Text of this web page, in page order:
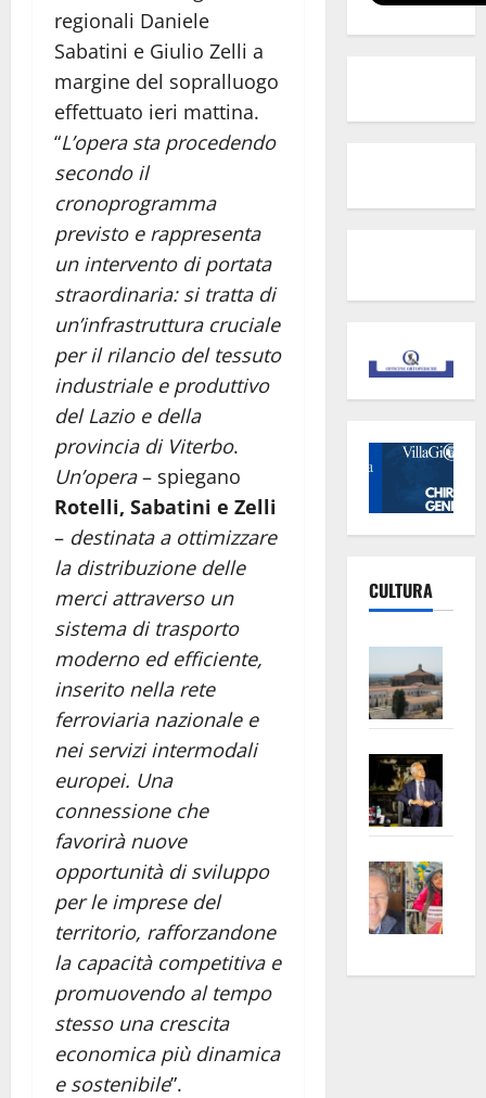
regionali Daniele
Sabatini e Giulio Zelli a
margine del sopralluogo
effettuato ieri mattina.
“L’opera sta procedendo
secondo il
cronoprogramma
previsto e rappresenta
un intervento di portata
straordinaria: si tratta di
un’infrastruttura cruciale
per il rilancio del tessuto
industriale e produttivo
del Lazio e della
provincia di Viterbo.
Un’opera– spiegano
Rotelli, Sabatini e Zelli
– destinata a ottimizzare
la distribuzione delle
merci attraverso un
sistema di trasporto
moderno ed efficiente,
inserito nella rete
ferroviaria nazionale e
nei servizi intermodali
europei. Una
connessione che
favorirà nuove
opportunità di sviluppo
per le imprese del
territorio, rafforzandone
la capacità competitiva e
promuovendo al tempo
stesso una crescita
economica più dinamica
e sostenibile”.
CULTURA
euro
apre